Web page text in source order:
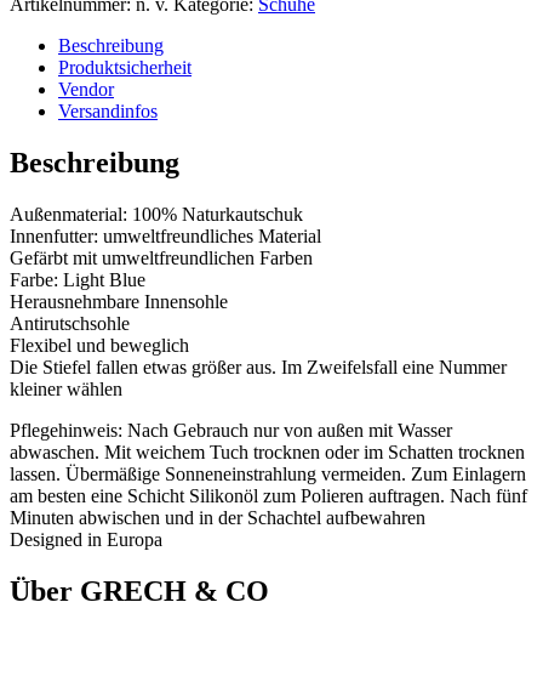
Artikelnummer: n. v. Kategorie: Schuhe
Beschreibung
Produktsicherheit
Vendor
Versandinfos
Beschreibung
Außenmaterial: 100% Naturkautschuk
Innenfutter: umweltfreundliches Material
Gefärbt mit umweltfreundlichen Farben
Farbe: Light Blue
Herausnehmbare Innensohle
Antirutschsohle
Flexibel und beweglich
Die Stiefel fallen etwas größer aus. Im Zweifelsfall eine Nummer
kleiner wählen
Pflegehinweis: Nach Gebrauch nur von außen mit Wasser
abwaschen. Mit weichem Tuch trocknen oder im Schatten trocknen
lassen. Übermäßige Sonneneinstrahlung vermeiden. Zum Einlagern
am besten eine Schicht Silikonöl zum Polieren auftragen. Nach fünf
Minuten abwischen und in der Schachtel aufbewahren
Designed in Europa
Über GRECH & CO